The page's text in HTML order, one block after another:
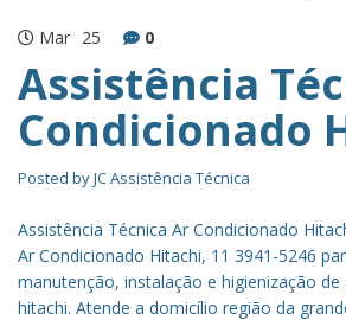
Mar 25 0
Assistência
Condicionado
Posted byJC Assistência Técnica
Assistência Técnica Ar Condicionado
Ar Condicionado Hitachi, 11 3941-5246
manutenção, instalação e higienização
hitachi. Atende a domicílio região da